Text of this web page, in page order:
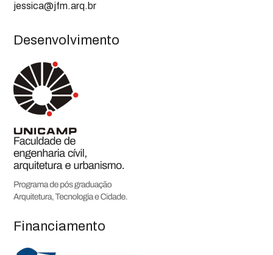
jessica@jfm.arq.br
Desenvolvimento
Financiamento